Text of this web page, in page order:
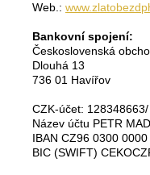
Web.:
Bankovní spojení:
Československá
Dlouhá 13
736 01 Havířov
CZK-účet:
Název účtu PETR
IBAN CZ96 0300
BIC (SWIFT)